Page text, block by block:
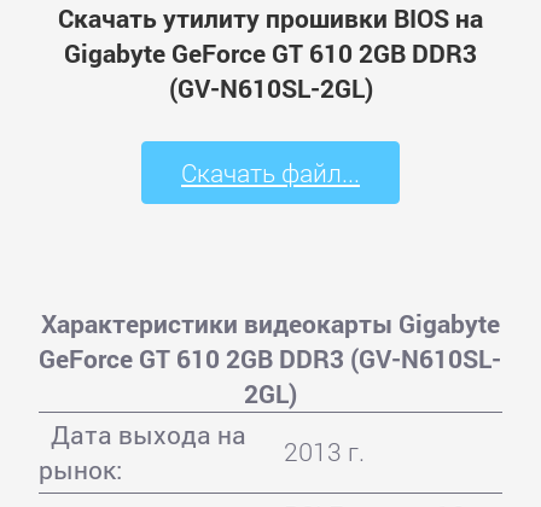
Скачать утилиту прошивки BIOS на
Gigabyte GeForce GT 610 2GB DDR3
(GV-N610SL-2GL)
Скачать файл...
Характеристики видеокарты Gigabyte
GeForce GT 610 2GB DDR3 (GV-N610SL-
2GL)
Дата выхода на
рынок:
2013 г.